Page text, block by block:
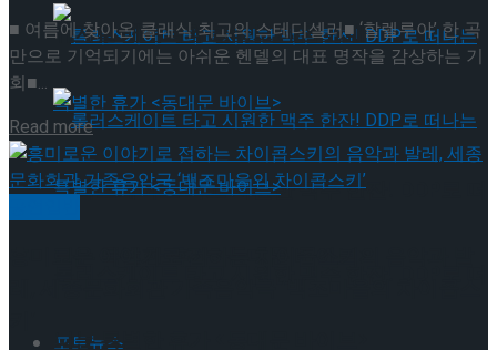
롤러스케이트 타고 시원한 맥주 한잔! DDP로 떠
포토뉴스
뮤지컬 배우와의 콜라보 제품 판매
나는 특별한 휴가 <동대문 바이브>
■ 여름에 찾아온 클래식 최고의 스테디셀러■ ‘할렐루야’ 한 곡
만으로 기억되기에는 아쉬운 헨델의 대표 명작을 감상하는 기
회■...
Read moreDetails